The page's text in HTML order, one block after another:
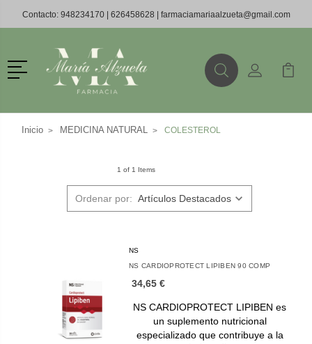
Contacto: 948234170| 626458628 | farmaciamariaalzueta@gmail.com
Menú
BuscarMi Cuenta
Mi
Inicio MEDICINA NATURAL COLESTEROL
1 of 1 Items
Ordenar por:
NS
NS CARDIOPROTECT LIPIBEN 90 COMP
34,65 €
NS CARDIOPROTECT LIPIBEN es
un suplemento nutricional
especializado que contribuye a la